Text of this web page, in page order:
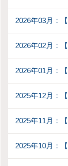
2026年03月：
2026年02月：
2026年01月：
2025年12月：
2025年11月：
2025年10月：